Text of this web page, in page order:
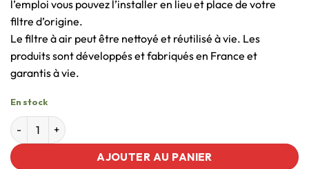
l’emploi vous pouvez l’installer en lieu et place de votre
filtre d’origine.
Le filtre à air peut être nettoyé et réutilisé à vie. Les
produits sont développés et fabriqués en France et
garantis à vie.
En stock
AJOUTER AU PANIER